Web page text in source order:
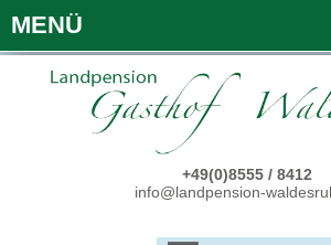
+49(0)8555 / 8412
info@landpension-
MENÜ